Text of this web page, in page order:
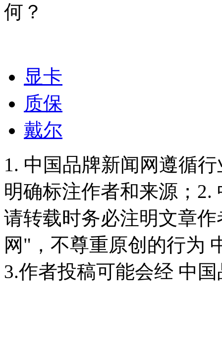
何？
显卡
质保
戴尔
1. 中国品牌新闻网遵循
明确标注作者和来源；
请转载时务必注明文章
网"，不尊重原创的行为
3.作者投稿可能会经 中